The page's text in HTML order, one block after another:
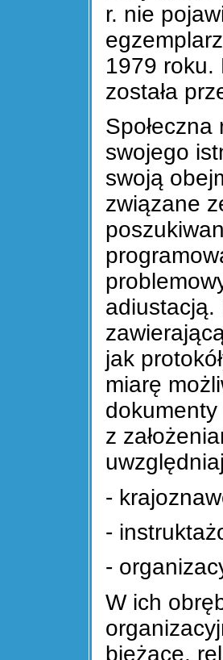
r. nie
1979 roku.
została
swojego
swoją
związane
adiustacją.
jak
miarę
z
-
-
-
W ich
bieżące,